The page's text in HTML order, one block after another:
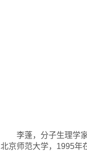
李蓬，分子生理学
北京师范大学，1995年